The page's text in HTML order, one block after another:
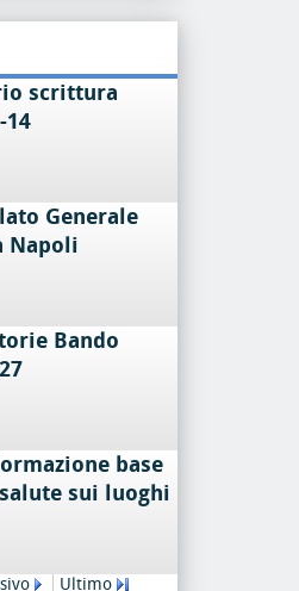
scrittura
14
Generale
Napoli
Bando
base
sui luoghi
Ultimo